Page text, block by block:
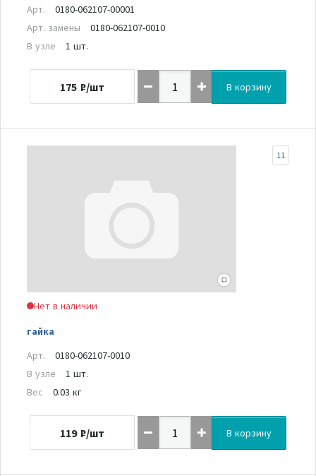
Арт.
0180-062107-00001
Арт. замены
0180-062107-0010
В узле
1 шт.
175 ₽/шт В корзину
Нет в наличии
гайка
11
Арт.
0180-062107-0010
В узле
1 шт.
Вес
0.03 кг
119 ₽/шт В корзину